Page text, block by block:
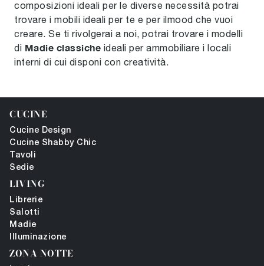
composizioni ideali per le diverse necessità potrai
trovare i mobili ideali per te e per ilmood che vuoi
creare. Se ti rivolgerai a noi, potrai trovare i modelli
di Madie classiche ideali per ammobiliare i locali
interni di cui disponi con creatività.
CUCINE
Cucine Design
Cucine Shabby Chic
Tavoli
Sedie
LIVING
Librerie
Salotti
Madie
Illuminazione
ZONA NOTTE